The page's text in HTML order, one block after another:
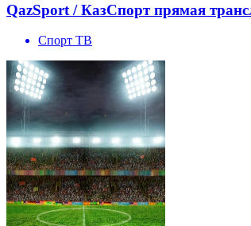
QazSport / КазСпорт прямая
Спорт ТВ